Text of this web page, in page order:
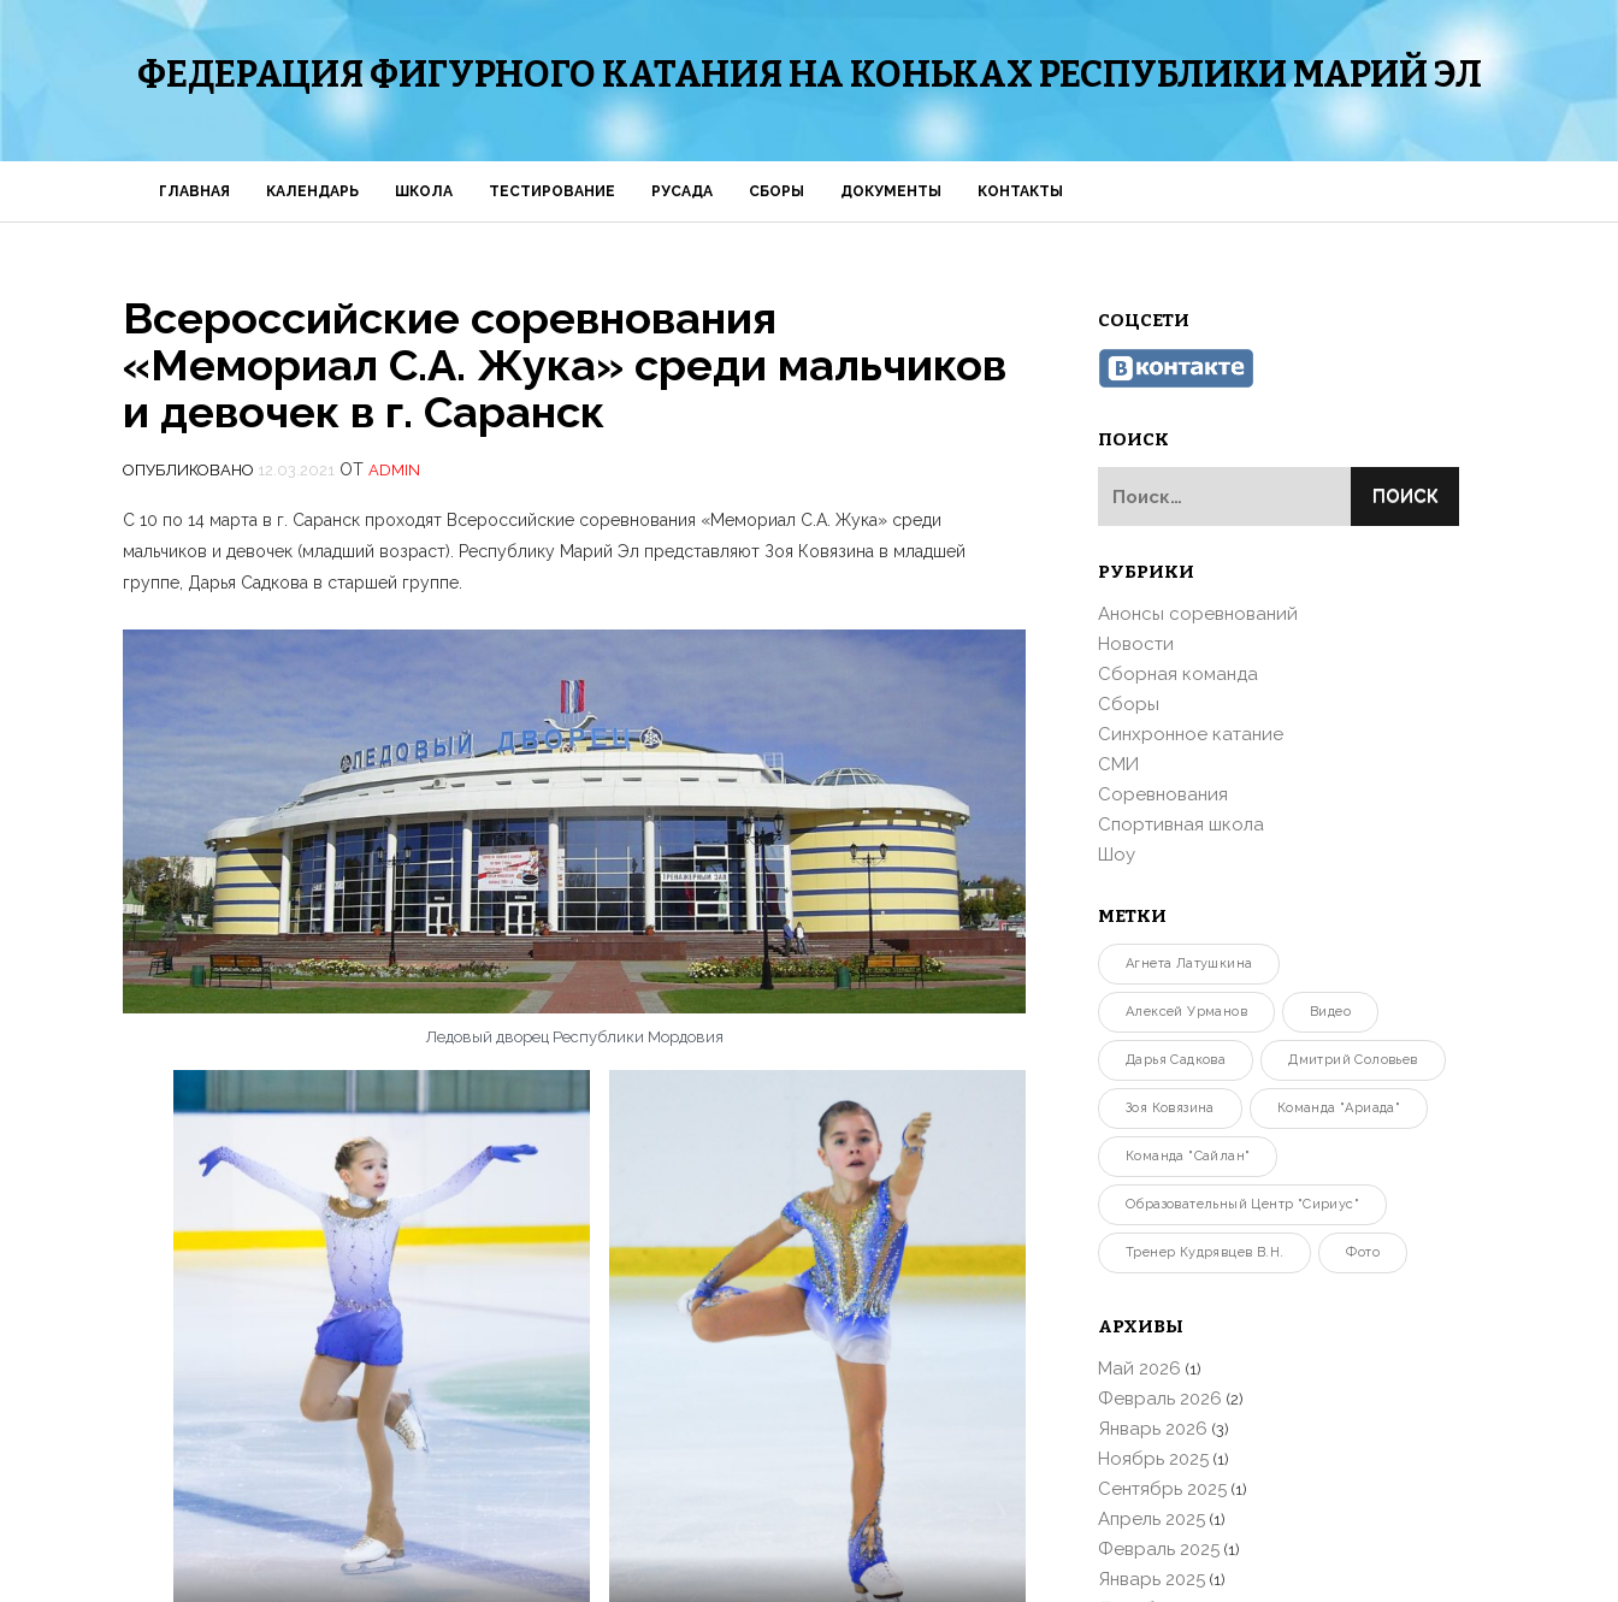
ФЕДЕРАЦИЯ ФИГУРНОГО КАТАНИЯ НА КОНЬКАХ РЕСПУБЛИКИ МАРИЙ ЭЛ
ГЛАВНАЯ КАЛЕНДАРЬ ШКОЛА ТЕСТИРОВАНИЕ РУСАДА СБОРЫ ДОКУМЕНТЫ КОНТАКТЫ
Всероссийские соревнования
«Мемориал С.А. Жука» среди мальчиков
и девочек в г. Саранск
ОПУБЛИКОВАНО 12.03.2021 ОТ ADMIN
С 10 по 14 марта в г. Саранск проходят Всероссийские соревнования «Мемориал С.А. Жука» среди
мальчиков и девочек (младший возраст). Республику Марий Эл представляют Зоя Ковязина в младшей
группе, Дарья Садкова в старшей группе.
Ледовый дворец Республики Мордовия
СОЦСЕТИ
ПОИСК
РУБРИКИ
Анонсы соревнований
Новости
Сборная команда
Сборы
Синхронное катание
СМИ
Соревнования
Спортивная школа
Шоу
МЕТКИ
Агнета Латушкина
Алексей Урманов Видео
Дарья Садкова Дмитрий Соловьев
Зоя Ковязина Команда "Ариада"
Команда "Сайлан"
Образовательный Центр "Сириус"
Тренер Кудрявцев В.Н. Фото
АРХИВЫ
Май 2026 (1)
Февраль 2026 (2)
Январь 2026 (3)
Ноябрь 2025 (1)
Сентябрь 2025 (1)
Апрель 2025 (1)
Февраль 2025 (1)
Январь 2025 (1)